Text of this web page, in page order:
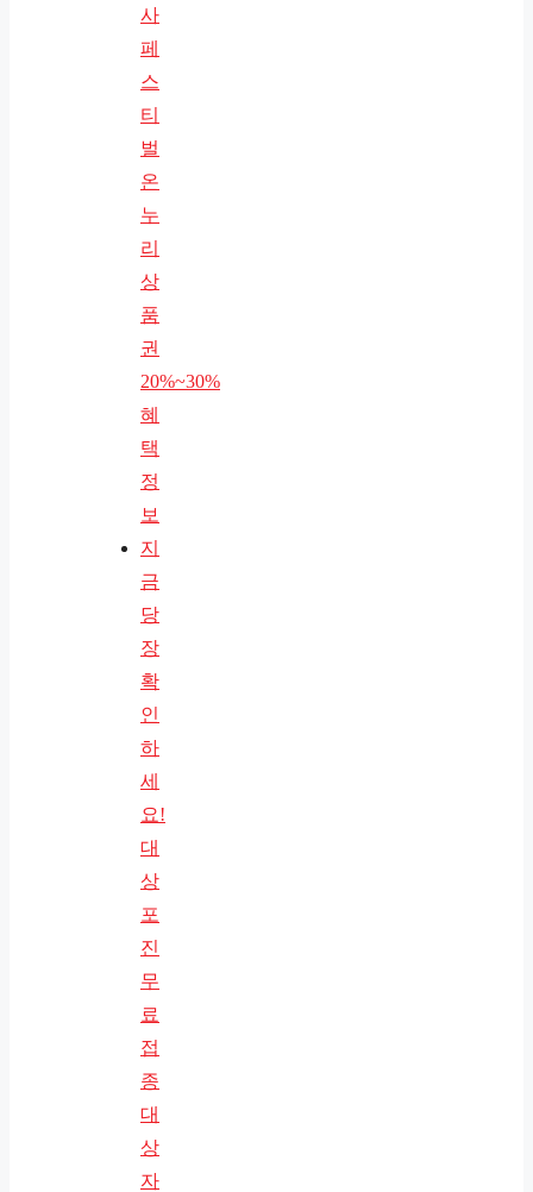
사
페
스
티
벌
온
누
리
상
품
권
20%~30%
혜
택
정
보
지
금
당
장
확
인
하
세
요!
대
상
포
진
무
료
접
종
대
상
자